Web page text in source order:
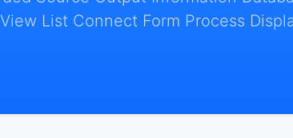
List Connect Form Process